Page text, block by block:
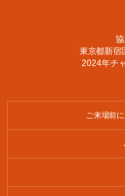
東京都新宿
2024年チ
ご来場前